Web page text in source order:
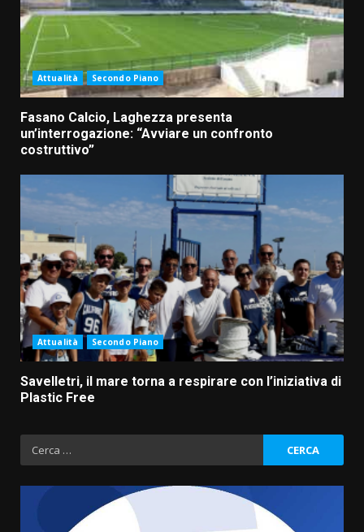
Attualità Secondo Piano
Fasano Calcio, Laghezza presenta
un’interrogazione: “Avviare un confronto
costruttivo”
Attualità Secondo Piano
Savelletri, il mare torna a respirare con l’iniziativa di
Plastic Free
Ricerca
per: